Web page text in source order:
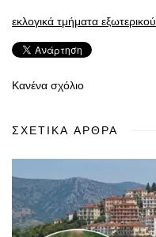
εκλογικά τμήματα εξωτερικού
Κανένα σχόλιο
ΣΧΕΤΙΚΆ ΆΡΘΡΑ